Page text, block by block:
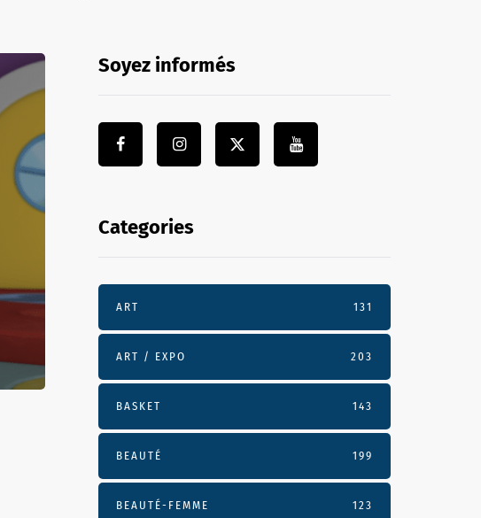
Soyez informés
Categories
ART 131
ART / EXPO 203
BASKET 143
BEAUTÉ 199
BEAUTÉ-FEMME 123